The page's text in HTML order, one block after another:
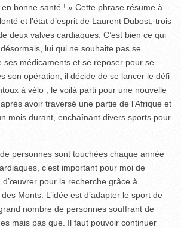
bonne santé ! » Cette phrase résume à
et l’état d’esprit de Laurent Dubost, trois
deux valves cardiaques. C’est bien ce qui
lui qui ne souhaite pas se
ses médicaments et se reposer pour se
son opération, il décide de se lancer le défi
à vélo ; le voilà parti pour une nouvelle
avoir traversé une partie de l’Afrique et
mois durant, enchaînant divers sports pour
personnes sont touchées chaque année
c’est important pour moi de
pour la recherche grâce à
Monts. L’idée est d’adapter le sport de
nombre de personnes souffrant de
mais pas que. Il faut pouvoir continuer